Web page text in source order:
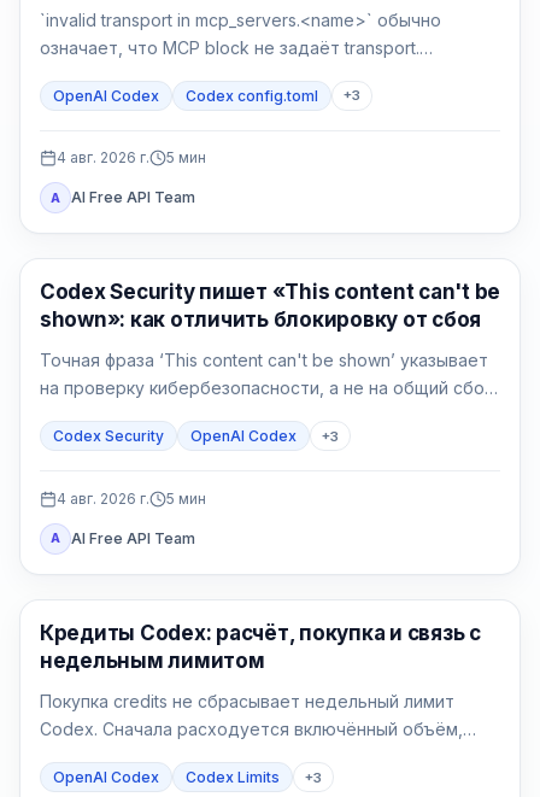
`invalid transport in mcp_servers.<name>` обычно
означает, что MCP block не задаёт transport.
отдельно проверьте разбор и соединение.
OpenAI Codex Codex config.toml +3
4 авг. 2026 г. 5 мин
A AI Free API Team
OpenAI Codex
Codex Security пишет «This content can't be
shown»: как отличить блокировку от сбоя
Точная фраза ‘This content can't be shown’ указывает
на проверку кибербезопасности, а не на общий сбой
авторизацию и сузьте защитную задачу.
Codex Security OpenAI Codex +3
4 авг. 2026 г. 5 мин
A AI Free API Team
AI Development Tools
Кредиты Codex: расчёт, покупка и связь с
недельным лимитом
Покупка credits не сбрасывает недельный лимит
Codex. Сначала расходуется включённый объём,
доступные кредиты.
OpenAI Codex Codex Limits +3